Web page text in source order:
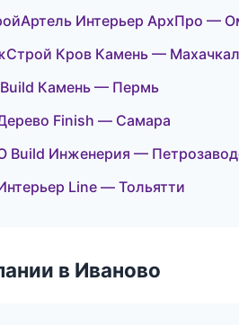
Интерьер АрхПро —
Кров Камень —
Камень — Пермь
Finish — Самара
Build Инженерия —
Line — Тольятти
в Иваново